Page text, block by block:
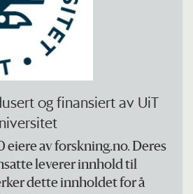
og finansiert av UiT
eiere av forskning.no. Deres
leverer innhold til
dette innholdet for å